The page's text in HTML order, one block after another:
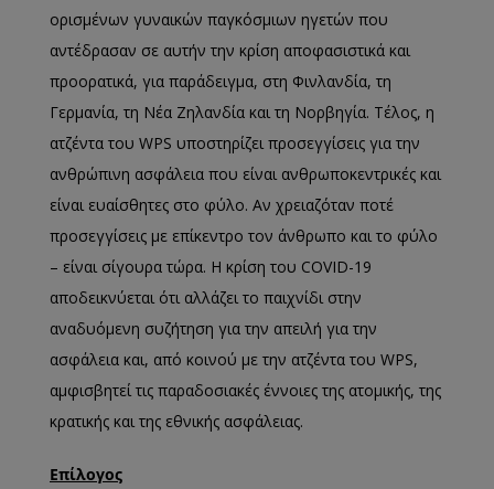
ορισμένων γυναικών παγκόσμιων ηγετών που
αντέδρασαν σε αυτήν την κρίση αποφασιστικά και
προορατικά, για παράδειγμα, στη Φινλανδία, τη
Γερμανία, τη Νέα Ζηλανδία και τη Νορβηγία. Τέλος, η
ατζέντα του WPS υποστηρίζει προσεγγίσεις για την
ανθρώπινη ασφάλεια που είναι ανθρωποκεντρικές και
είναι ευαίσθητες στο φύλο. Αν χρειαζόταν ποτέ
προσεγγίσεις με επίκεντρο τον άνθρωπο και το φύλο
– είναι σίγουρα τώρα. Η κρίση του COVID-19
αποδεικνύεται ότι αλλάζει το παιχνίδι στην
αναδυόμενη συζήτηση για την απειλή για την
ασφάλεια και, από κοινού με την ατζέντα του WPS,
αμφισβητεί τις παραδοσιακές έννοιες της ατομικής, της
κρατικής και της εθνικής ασφάλειας.
Επίλογος